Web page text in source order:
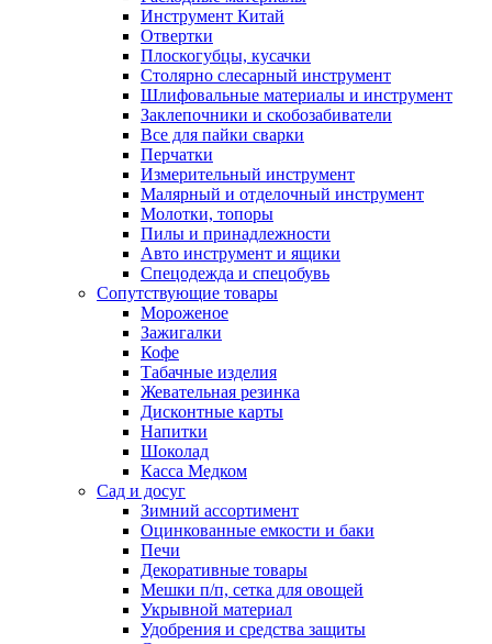
Инструмент Китай
Отвертки
Плоскогубцы, кусачки
Столярно слесарный инструмент
Шлифовальные материалы и инструмент
Заклепочники и скобозабиватели
Все для пайки сварки
Перчатки
Измерительный инструмент
Малярный и отделочный инструмент
Молотки, топоры
Пилы и принадлежности
Авто инструмент и ящики
Спецодежда и спецобувь
Сопутствующие товары
Мороженое
Зажигалки
Кофе
Табачные изделия
Жевательная резинка
Дисконтные карты
Напитки
Шоколад
Касса Медком
Сад и досуг
Зимний ассортимент
Оцинкованные емкости и баки
Печи
Декоративные товары
Мешки п/п, сетка для овощей
Укрывной материал
Удобрения и средства защиты